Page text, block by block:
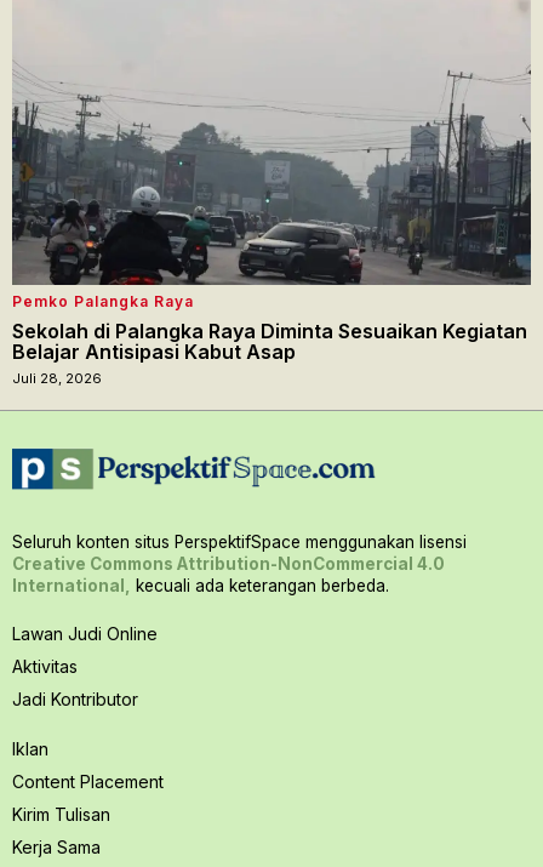
Pemko Palangka Raya
Sekolah di Palangka Raya Diminta Sesuaikan Kegiatan
Belajar Antisipasi Kabut Asap
Juli 28, 2026
Seluruh konten situs PerspektifSpace menggunakan lisensi
Creative Commons Attribution-NonCommercial 4.0
International,
kecuali ada keterangan berbeda.
Lawan Judi Online
Aktivitas
Jadi Kontributor
Iklan
Content Placement
Kirim Tulisan
Kerja Sama